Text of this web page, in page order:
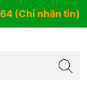
(Chỉ nhắn tin)